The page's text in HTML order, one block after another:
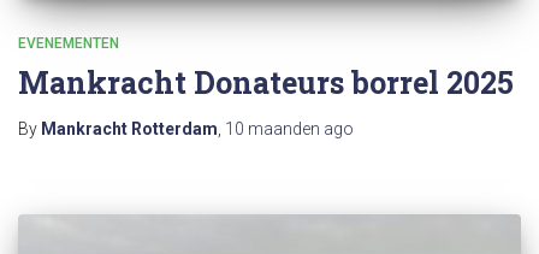
EVENEMENTEN
Mankracht Donateurs borrel 2025
By Mankracht Rotterdam 10 maanden ago